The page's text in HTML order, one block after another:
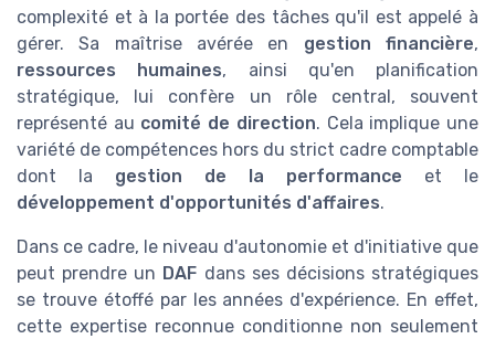
complexité et à la portée des tâches qu'il est appelé à
gérer. Sa maîtrise avérée en gestion financière,
ressources humaines, ainsi qu'en planification
stratégique, lui confère un rôle central, souvent
représenté au comité de direction. Cela implique une
variété de compétences hors du strict cadre comptable
dont la gestion de la performance et le
développement d'opportunités d'affaires.
Dans ce cadre, le niveau d'autonomie et d'initiative que
peut prendre un DAF dans ses décisions stratégiques
se trouve étoffé par les années d'expérience. En effet,
cette expertise reconnue conditionne non seulement